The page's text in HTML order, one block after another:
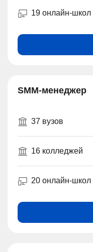
19 онлайн-школ
SMM-менеджер
37 вузов
16 колледжей
20 онлайн-школ